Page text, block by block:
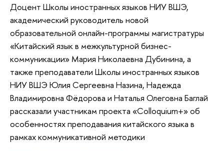
Доцент Школы иностранных языков НИУ ВШЭ,
академический руководитель новой
образовательной онлайн-программы магистратуры
«Китайский язык в межкультурной бизнес-
коммуникации» Мария Николаевна Дубинина, а
также преподаватели Школы иностранных языков
НИУ ВШЭ Юлия Сергеевна Назина, Надежда
Владимировна Фёдорова и Наталья Олеговна Баглай
рассказали участникам проекта «Colloquium+» об
особенностях преподавания китайского языка в
рамках коммуникативной методики